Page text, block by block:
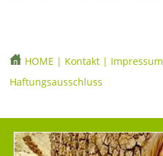
HOME | Kontakt | Impressum
Haftungsausschluss